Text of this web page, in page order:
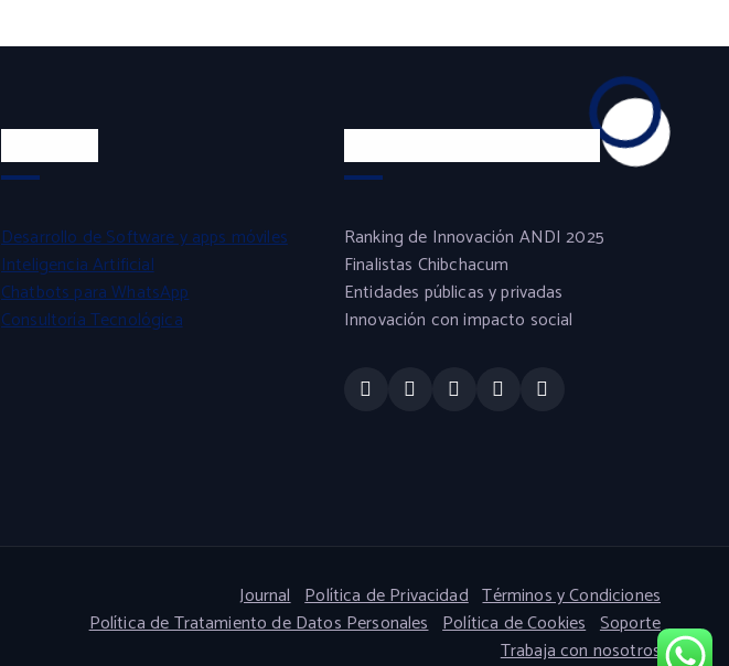
Desarrollo de Software y apps móviles
Inteligencia Artificial
Chatbots para WhatsApp
Consultoría Tecnológica
Ranking de Innovación ANDI 2025
Finalistas Chibchacum
Entidades públicas y privadas
Innovación con impacto social
Journal Política de Privacidad Términos y Condiciones
Política de Tratamiento de Datos Personales Política de Cookies Soporte
Trabaja con nosotros